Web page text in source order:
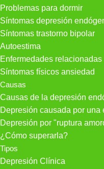
Problemas para dormir
Síntomas depresión
Síntomas trastorno bipolar
Autoestima
Enfermedades relacionadas
Síntomas físicos ansiedad
Causas
Causas de la depresión
Depresión causada por una
Depresión por "ruptura
¿Cómo superarla?
Tipos
Depresión Clínica